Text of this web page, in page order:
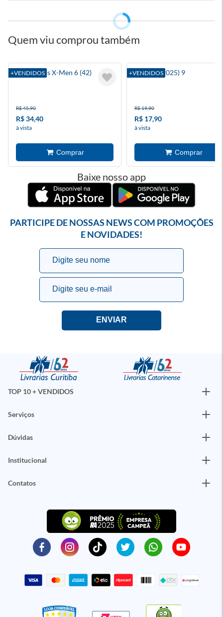
Quem viu comprou também
+VENDIDOS
A Saga Dos X-Men 6 (42)
R$ 45,90
R$ 34,40
à vista
+VENDIDOS
Batman (2025) 9
R$ 19,90
R$ 17,90
à vista
Baixe nosso app
PARTICIPE DE NOSSAS NEWS COM PROMOÇÕES
E NOVIDADES!
TOP 10 + VENDIDOS
Serviços
Dúvidas
Institucional
Contatos